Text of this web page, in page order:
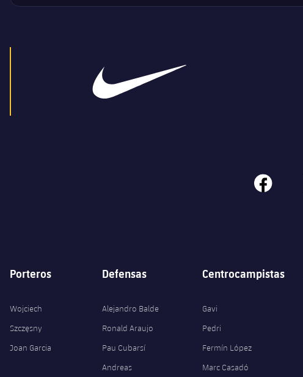
facebook
Porteros
Wojciech
Szczęsny
Joan Garcia
Defensas
Alejandro Balde
Ronald Araujo
Pau Cubarsí
Andreas
Centrocampistas
Gavi
Pedri
Fermín López
Marc Casadó